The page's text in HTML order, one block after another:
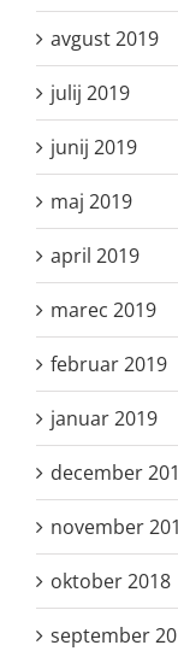
avgust 2019
julij 2019
junij 2019
maj 2019
april 2019
marec 2019
februar 2019
januar 2019
december
november
oktober 2018
september